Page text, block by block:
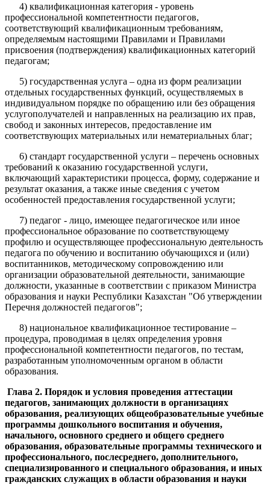
4) квалификационная категория - уровень
профессиональной компетентности педагогов,
соответствующий квалификационным требованиям,
определяемым настоящими Правилами и Правилами
присвоения (подтверждения) квалификационных категорий
педагогам;
5) государственная услуга – одна из форм реализации
отдельных государственных функций, осуществляемых в
индивидуальном порядке по обращению или без обращения
услугополучателей и направленных на реализацию их прав,
свобод и законных интересов, предоставление им
соответствующих материальных или нематериальных благ;
6) стандарт государственной услуги – перечень основных
требований к оказанию государственной услуги,
включающий характеристики процесса, форму, содержание и
результат оказания, а также иные сведения с учетом
особенностей предоставления государственной услуги;
7) педагог - лицо, имеющее педагогическое или иное
профессиональное образование по соответствующему
профилю и осуществляющее профессиональную деятельность
педагога по обучению и воспитанию обучающихся и (или)
воспитанников, методическому сопровождению или
организации образовательной деятельности, занимающие
должности, указанные в соответствии с приказом Министра
образования и науки Республики Казахстан "Об утверждении
Перечня должностей педагогов";
8) национальное квалификационное тестирование –
процедура, проводимая в целях определения уровня
профессиональной компетентности педагогов, по тестам,
разработанным уполномоченным органом в области
образования.
Глава 2. Порядок и условия проведения аттестации
педагогов, занимающих должности в организациях
образования, реализующих общеобразовательные учебные
программы дошкольного воспитания и обучения,
начального, основного среднего и общего среднего
образования, образовательные программы технического и
профессионального, послесреднего, дополнительного,
специализированного и специального образования, и иных
гражданских служащих в области образования и науки